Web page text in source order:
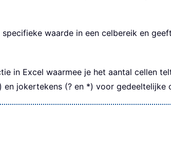
specifieke waarde in een celbereik en
in Excel waarmee je het aantal cellen
jokertekens (? en *) voor gedeeltelijke